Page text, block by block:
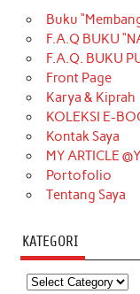
Buku
F.A.Q BUKU
F.A.Q. BUKU
Front Page
Karya & Kiprah
KOLEKSI E-
Kontak Saya
MY ARTICLE
Portofolio
Tentang Saya
KATEGORI
Kategori